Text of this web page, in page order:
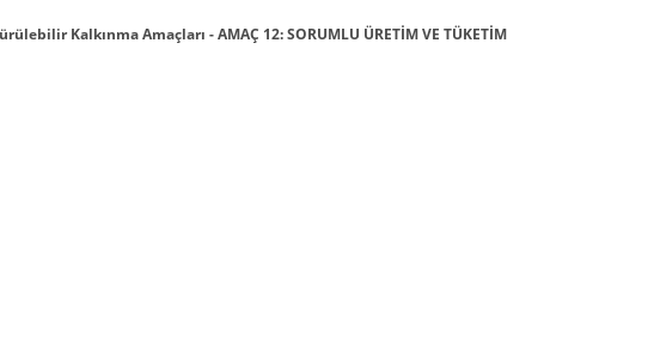
Kalkınma Amaçları - AMAÇ 12: SORUMLU ÜRETİM VE TÜKETİM